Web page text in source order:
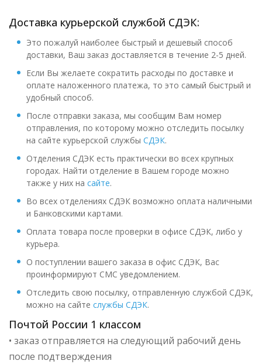
Доставка курьерской службой СДЭК:
Это пожалуй наиболее быстрый и дешевый способ
доставки, Ваш заказ доставляется в течение 2-5 дней.
Если Вы желаете сократить расходы по доставке и
оплате наложенного платежа, то это самый быстрый и
удобный способ.
После отправки заказа, мы сообщим Вам номер
отправления, по которому можно отследить посылку
на сайте курьерской службы СДЭК.
Отделения СДЭК есть практически во всех крупных
городах. Найти отделение в Вашем городе можно
также у них на сайте.
Во всех отделениях СДЭК возможно оплата наличными
и Банковскими картами.
Оплата товара после проверки в офисе СДЭК, либо у
курьера.
О поступлении вашего заказа в офис СДЭК, Вас
проинформируют СМС уведомлением.
Отследить свою посылку, отправленную службой СДЭК,
можно на сайте службы СДЭК.
Почтой России 1 классом
• заказ отправляется на следующий рабочий день
после подтверждения